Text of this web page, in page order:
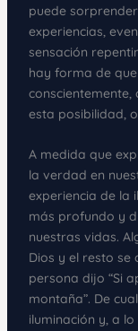
puede
experiencias,
sensación
hay forma de
esta posibilidad,
A medida que
la verdad en
experiencia de la
más profundo y
nuestras vidas.
Dios y el resto
persona dijo “Si
montaña”. De
iluminación y, a